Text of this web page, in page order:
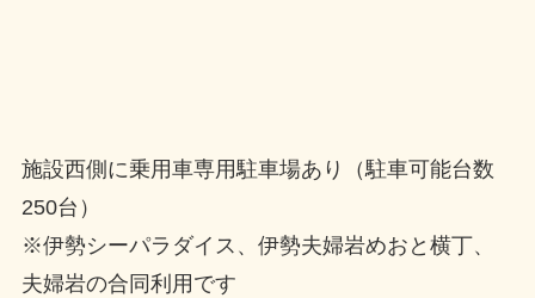
施設西側に乗用車専用駐車場あり（駐車可能台数
250台）
※伊勢シーパラダイス、伊勢夫婦岩めおと横丁、
夫婦岩の合同利用です